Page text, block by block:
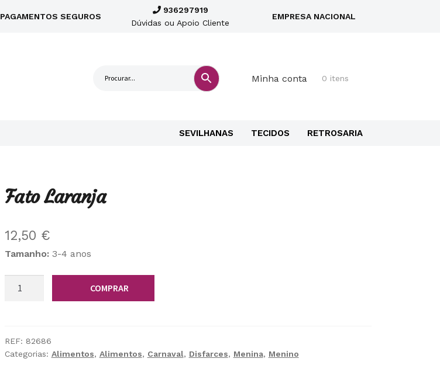
PAGAMENTOS SEGUROS
936297919
Dúvidas ou Apoio Cliente
EMPRESA NACIONAL
Minha conta 0 itens
SEVILHANAS TECIDOS RETROSARIA
Fato Laranja
12,50 €
Tamanho: 3-4 anos
COMPRAR
REF: 82686
Categorias: Alimentos, Alimentos, Carnaval, Disfarces, Menina, Menino